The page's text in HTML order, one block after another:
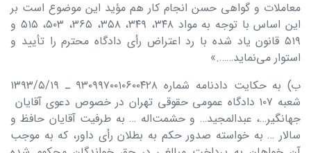
معاملات و گواهی حسن انجام کار هم مؤید این موضوع است بر
این اساس با توجه به مواد ۳۴۸، ۳۴۹، ۳۵۸، ۳۶۵، ۵۰۳، ۵۱۵ و
۵۱۹ قانون یاد شده با رد اعتراض رأی دادگاه محترم را تأیید و
استوار می‌نماید…….»
ب) به حکایت دادنامه شماره ۹۳۰۹۹۷۰۰۱۰۶۰۰۴۲۸ ـ ۱۳۹۳/۵/۱۹
شعبه ۱۰۷ دادگاه عمومی حقوقی تهران در خصوص دعوی آقایان
جهانگیر…، عبدالمجید… و حشمت‌اله … به طرفیت آقایان حافظ و
سالار … به خواسته صدور حکم به بطلان رأی داور، که به موجب